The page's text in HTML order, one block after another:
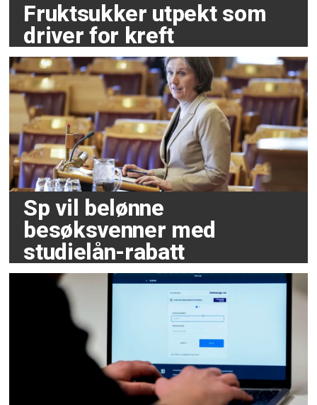
Fruktsukker utpekt som
driver for kreft
Sp vil belønne
besøksvenner med
studielån-rabatt